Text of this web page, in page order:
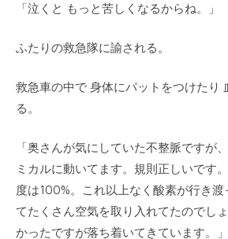
「泣くと もっと苦しくなるからね。」
ふたりの救急隊に諭される。
救急車の中で 身体にパットをつけたり
る。
「奥さんが気にしていた不整脈ですが
ミカルに動いてます。規則正しいです
度は100%。これ以上なく酸素が行き渡
てたくさん空気を取り入れてたのでし
かったですが落ち着いてきています。」